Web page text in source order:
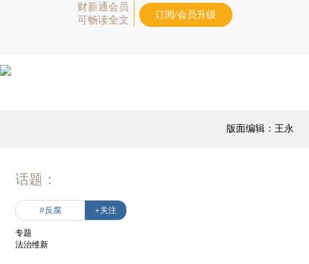
财新通会员
可畅读全文
订阅/会员升级
版面编辑：王永
话题：
#反腐 +关注
专题
法治维新